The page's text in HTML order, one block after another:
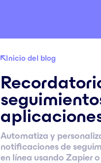
Inicio del blog
Automatiza y
notificaciones de
en línea usando Zapier